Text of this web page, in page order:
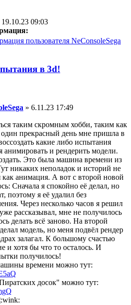
19.10.23 09:03
пользователя NeConsoleSega
в 3d!
» 6.11.23 17:49
таким скромным хобби, таким как
прекрасный день мне пришла в
какие либо испытания
анимировать и рендерить модели.
Это была машина времени из
никаких неполадок и историй не
анимация. А вот с второй новой
Сначала я спокойно её делал, но
поэтому я её удалил без
Через несколько часов я решил
рассказывал, мне не получилось
делать всё заново. На второй
модель, но меня подвёл рендер
залагал. К большому счастью
и хотя бы что то осталось. И
получилось!
времени можно тут:
досок" можно тут: